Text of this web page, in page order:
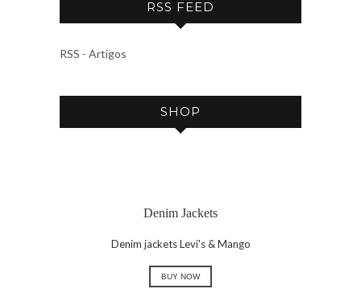
V
RSS FEED
RSS - Artigos
SHOP
Denim Jackets
Denim jackets Levi's & Mango
BUY NOW